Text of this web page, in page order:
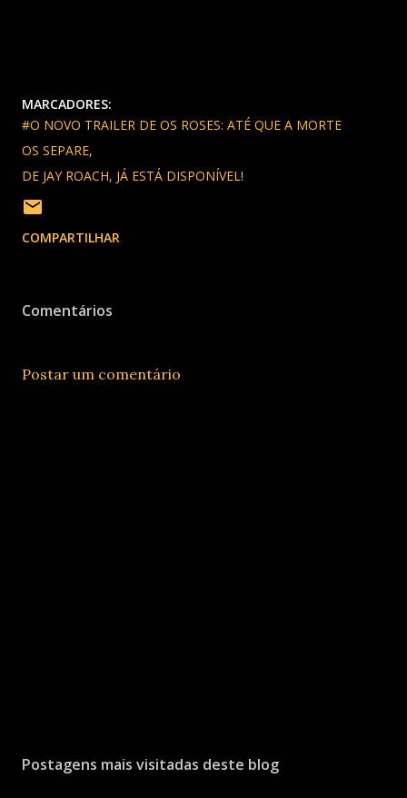
MARCADORES:
#O NOVO TRAILER DE OS ROSES: ATÉ QUE A MORTE
OS SEPARE
DE JAY ROACH JÁ ESTÁ DISPONÍVEL!
COMPARTILHAR
Comentários
Postar um comentário
Postagens mais visitadas deste blog